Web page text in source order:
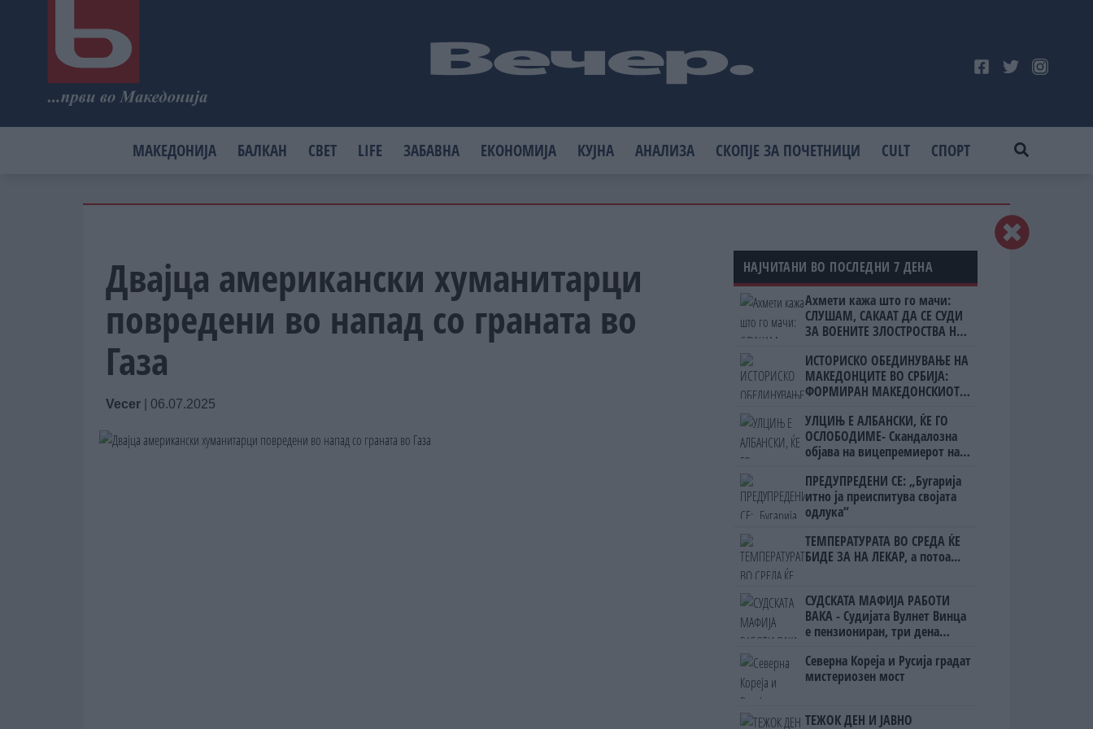
МАКЕДОНИЈА БАЛКАН СВЕТ LIFE ЗАБАВНА ЕКОНОМИЈА КУЈНА АНАЛИЗА СКОПЈЕ ЗА ПОЧЕТНИЦИ CULT СПОРТ
Двајца американски хуманитарци
повредени во напад со граната во
Газа
Vecer 06.07.2025
НАЈЧИТАНИ ВО ПОСЛЕДНИ 7 ДЕНА
Ахмети кажа што го мачи:
СЛУШАМ, САКААТ ДА СЕ СУДИ
ЗА ВОЕНИТЕ ЗЛОСТРОСТВА НА
ИСТОРИСКО ОБЕДИНУВАЊЕ НА
МАКЕДОНЦИТЕ ВО СРБИЈА:
ФОРМИРАН МАКЕДОНСКИОТ
УЛЦИЊ Е АЛБАНСКИ, ЌЕ ГО
ОСЛОБОДИМЕ- Скандалозна
објава на вицепремиерот на
ПРЕДУПРЕДЕНИ СЕ: „Бугарија
итно ја преиспитува својата
одлука“
ТЕМПЕРАТУРАТА ВО СРЕДА ЌЕ
БИДЕ ЗА НА ЛЕКАР, а потоа...
СУДСКАТА МАФИЈА РАБОТИ
ВАКА - Судијата Вулнет Винца
е пензиониран, три дена
на бизнисменот Марковски
Северна Кореја и Русија градат
мистериозен мост
ТЕЖОК ДЕН И ЈАВНО